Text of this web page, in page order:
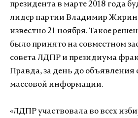
президента в марте 2018 года
лидер партии Владимир
известно 21 ноября. Такое
было принято на совместном
совета ЛДПР и президиума
Правда, за день до объявления
массовой информации.
«ЛДПР участвовала во всех